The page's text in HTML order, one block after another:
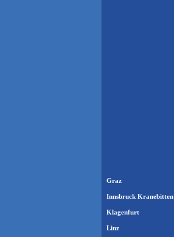
Graz
Innsbruck Kranebitten
Klagenfurt
Linz